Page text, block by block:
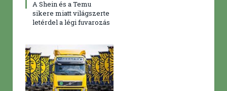
A Shein és a Temu
sikere miatt világszerte
letérdel a légi fuvarozás